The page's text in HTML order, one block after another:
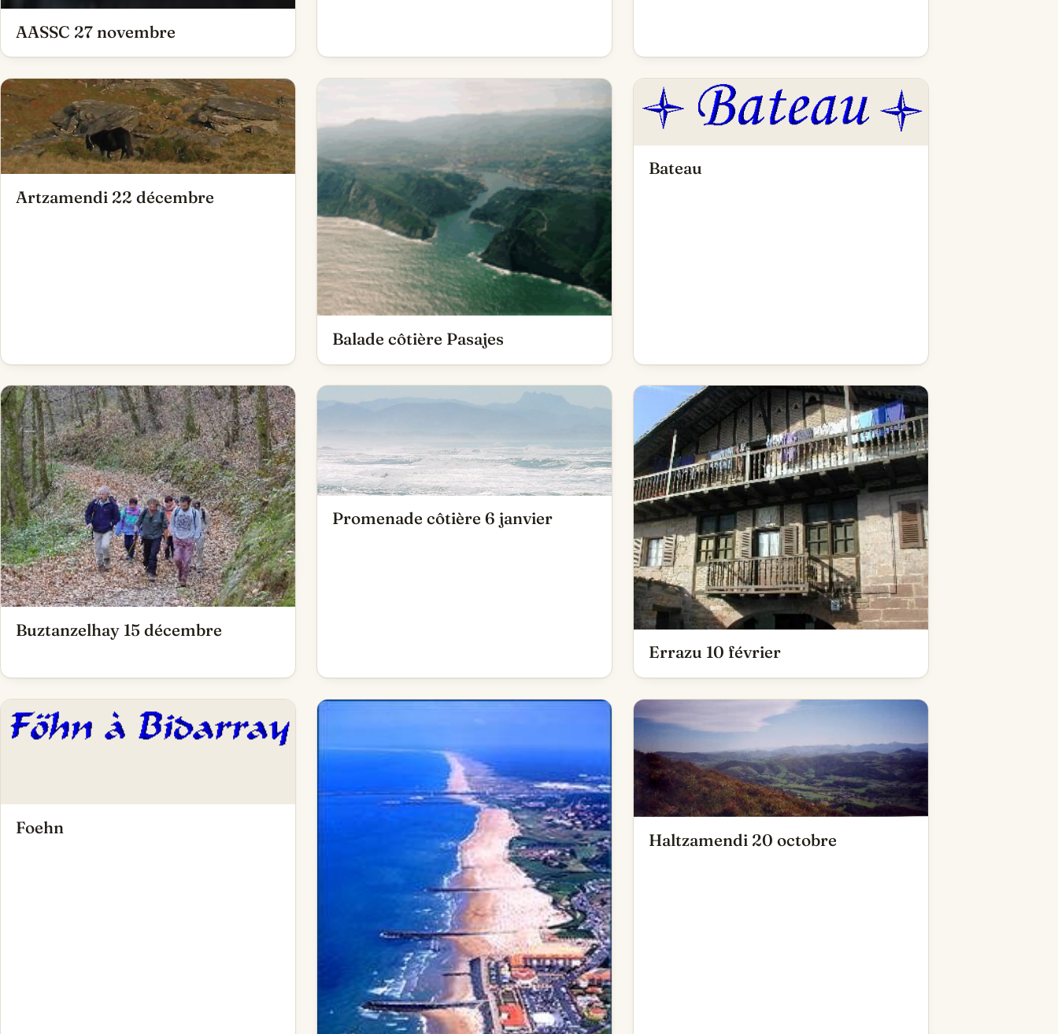
AASSC 27 novembre
Artzamendi 22 décembre
Balade côtière Pasajes
Bateau
Buztanzelhay 15 décembre
Promenade côtière 6 janvier
Errazu 10 février
Foehn
Haltzamendi 20 octobre